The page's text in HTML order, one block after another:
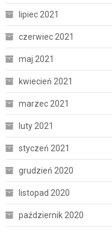
lipiec 2021
czerwiec 2021
maj 2021
kwiecień 2021
marzec 2021
luty 2021
styczeń 2021
grudzień 2020
listopad 2020
październik 2020